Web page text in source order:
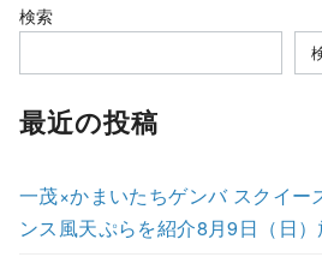
検索
最近の投稿
一茂×かまいたちゲンバ スクイー
ンス風天ぷらを紹介8月9日（日）